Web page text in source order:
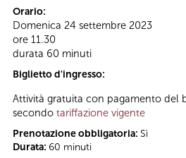
Orario:
Domenica 24 settembre 2023
ore 11.30
durata 60 minuti
Biglietto d'ingresso:
Attività gratuita con pagamento del
secondo tariffazione vigente
Prenotazione obbligatoria: Sì
Durata: 60 minuti